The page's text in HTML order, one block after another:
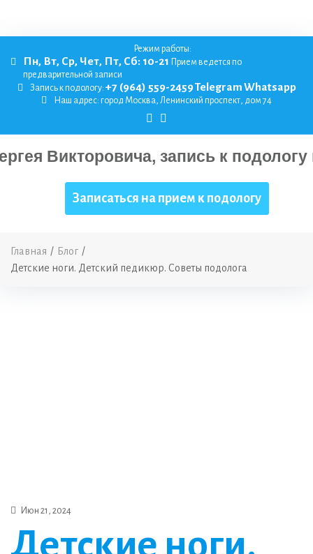
Режим работы:
Пн, Вт, Ср, Чет, Пт, Сб: 10-21 Прием ведется по
предварительной записи
Запись к подологу: +7 (964) 559-2459TelegramWhatsapp
Наш адрес: город Москва, Ленинский проспект, дом 74
Записаться на прием к подологу
Главная / Блог /
Детские ноги. Детский педикюр. Советы подолога
Июн 21, 2024
Детские ноги.